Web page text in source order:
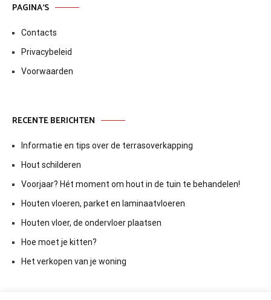
PAGINA’S
Contacts
Privacybeleid
Voorwaarden
RECENTE BERICHTEN
Informatie en tips over de terrasoverkapping
Hout schilderen
Voorjaar? Hét moment om hout in de tuin te behandelen!
Houten vloeren, parket en laminaatvloeren
Houten vloer, de ondervloer plaatsen
Hoe moet je kitten?
Het verkopen van je woning